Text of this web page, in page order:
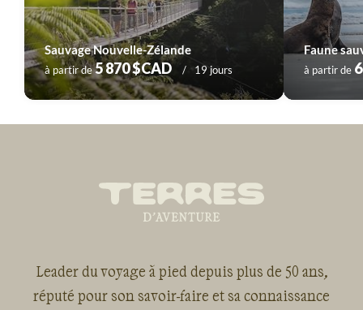
Sauvage Nouvelle-Zélande
à partir de5 870 $CAD 19 jours
Faune
à partir de
Leader du voyage à pied depuis plus de 50 ans,
réputé pour son savoir-faire et sa connaissance